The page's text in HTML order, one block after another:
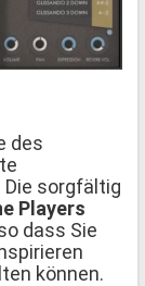
des
sorgfältig
Players
dass Sie
können.